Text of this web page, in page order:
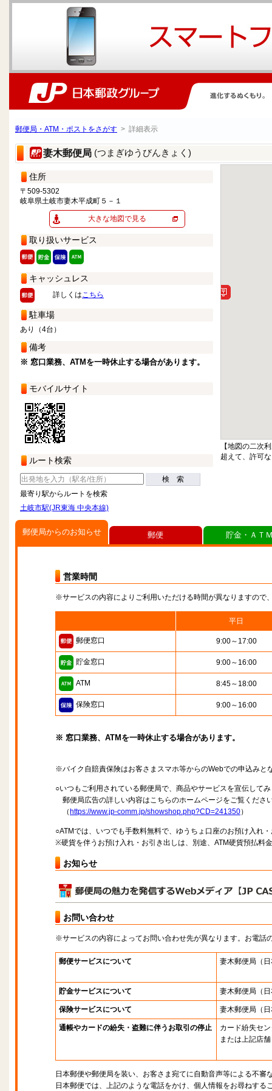
郵便局・ATM・ポストをさがす > 詳細表示
妻木郵便局 (つまぎゆうびんきょく)
住所
〒509-5302
岐阜県土岐市妻木平成町５－１
大きな地図で見る
取り扱いサービス
キャッシュレス
詳しくはこちら
駐車場
あり（4台）
備考
※ 窓口業務、ATMを一時休止する場合があります。
モバイルサイト
ルート検索
検 索
最寄り駅からルートを検索
土岐市駅(JR東海 中央本線)
【地図の二次
超えて、許可
郵便局からのお知らせ
営業時間
※サービスの内容によりご利用いただける時間が異なりますので
平日
郵便窓口 9:00～17:00
貯金窓口 9:00～16:00
ATM 8:45～18:00
保険窓口 9:00～16:00
※ 窓口業務、ATMを一時休止する場合があります。
※バイク自賠責保険はお客さまスマホ等からのWebでの申込みと
○いつもご利用されている郵便局で、商品やサービスを宣伝して
郵便局広告の詳しい内容はこちらのホームページをご覧くださ
（ https://www.jp-comm.jp/showshop.php?CD=241350）
○ATMでは、いつでも手数料無料で、ゆうちょ口座のお預け入れ
※硬貨を伴うお預け入れ・お引き出しは、別途、ATM硬貨預払料
お知らせ
お問い合わせ
※サービスの内容によってお問い合わせ先が異なります。お電話
郵便サービスについて 妻木郵便局 （
貯金サービスについて 妻木郵便局 （
保険サービスについて 妻木郵便局 （
通帳やカードの紛失・盗難に伴うお取引の停止
カード紛失セ
または上記店舗
日本郵便や郵便局を装い、お客さま宛てに自動音声等による不審
日本郵便では、上記のような電話をかけ、個人情報をお尋ねする
郵便 貯金・ＡＴ